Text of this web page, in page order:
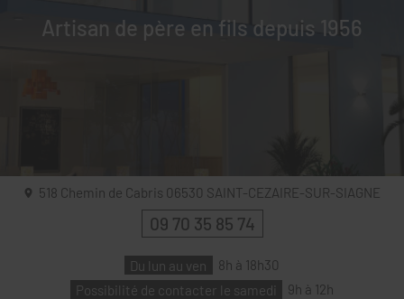
Artisan de père en fils depuis 1956
518 Chemin de Cabris 06530 SAINT-CEZAIRE-SUR-SIAGNE
09 70 35 85 74
Du lun au ven
8h à 18h30
Possibilité de contacter le samedi
9h à 12h